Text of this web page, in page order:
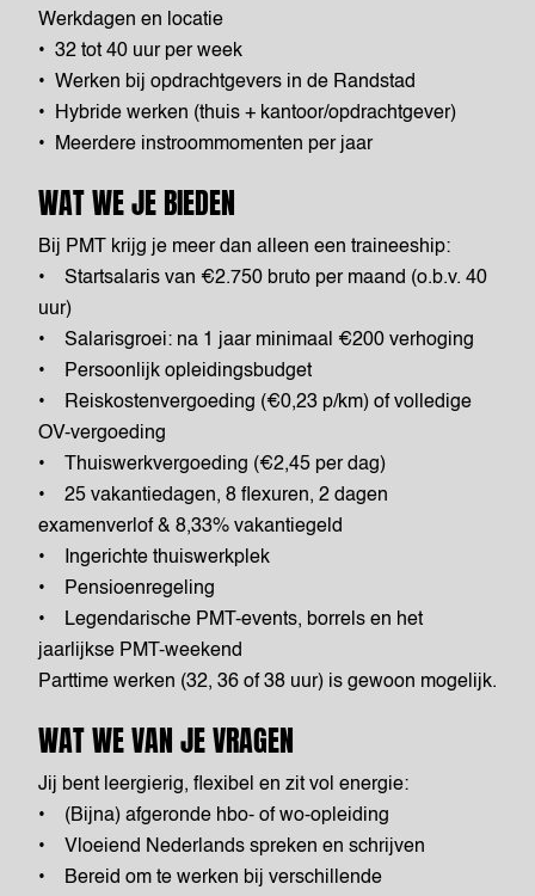
Werkdagen en locatie
• 32 tot 40 uur per week
• Werken bij opdrachtgevers in de Randstad
• Hybride werken (thuis + kantoor/opdrachtgever)
• Meerdere instroommomenten per jaar
WAT WE JE BIEDEN
Bij PMT krijg je meer dan alleen een traineeship:
• Startsalaris van €2.750 bruto per maand (o.b.v. 40
uur)
• Salarisgroei: na 1 jaar minimaal €200 verhoging
• Persoonlijk opleidingsbudget
• Reiskostenvergoeding (€0,23 p/km) of volledige
OV-vergoeding
• Thuiswerkvergoeding (€2,45 per dag)
• 25 vakantiedagen, 8 flexuren, 2 dagen
examenverlof & 8,33% vakantiegeld
• Ingerichte thuiswerkplek
• Pensioenregeling
• Legendarische PMT-events, borrels en het
jaarlijkse PMT-weekend
Parttime werken (32, 36 of 38 uur) is gewoon mogelijk.
WAT WE VAN JE VRAGEN
Jij bent leergierig, flexibel en zit vol energie:
• (Bijna) afgeronde hbo- of wo-opleiding
• Vloeiend Nederlands spreken en schrijven
• Bereid om te werken bij verschillende